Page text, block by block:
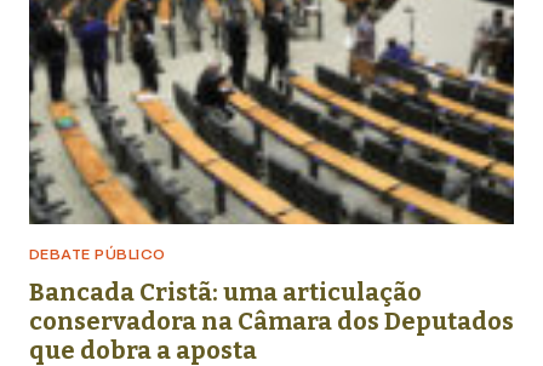
DEBATE PÚBLICO
Bancada Cristã: uma articulação
conservadora na Câmara dos Deputados
que dobra a aposta